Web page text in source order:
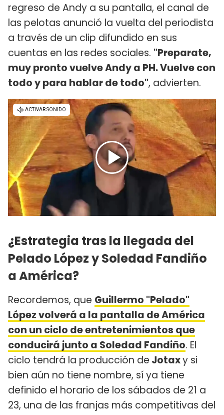
regreso de Andy a su pantalla, el canal de
las pelotas anunció la vuelta del periodista
a través de un clip difundido en sus
cuentas en las redes sociales. "Preparate,
muy pronto vuelve Andy a PH. Vuelve con
todo y para hablar de todo", advierten.
¿Estrategia tras la llegada del
Pelado López y Soledad Fandiño
a América?
Recordemos, que Guillermo "Pelado"
López volverá a la pantalla de América
con un ciclo de entretenimientos que
conducirá junto a Soledad Fandiño. El
ciclo tendrá la producción de Jotaxy si
bien aún no tiene nombre, sí ya tiene
definido el horario de los sábados de 21 a
23, una de las franjas más competitivas del